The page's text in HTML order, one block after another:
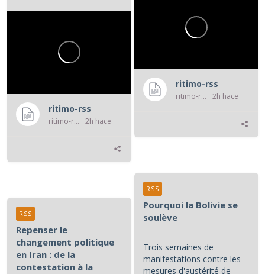
ritimo-rss
ritimo-rss 2h hace
ritimo-rss
ritimo-rss 2h hace
Pourquoi la Bolivie se
soulève
Trois semaines de
manifestations contre les
mesures d'austérité de
RSS
Repenser le
changement politique
en Iran : de la
contestation à la
RSS